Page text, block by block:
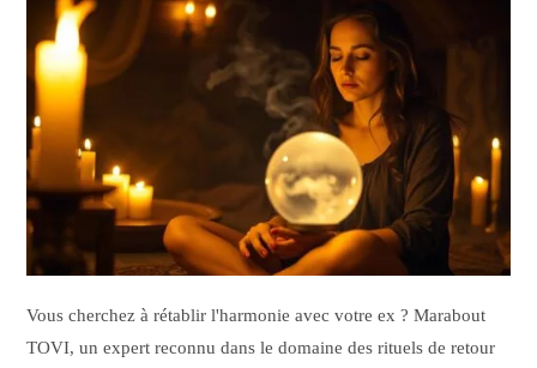
Vous cherchez à rétablir l'harmonie avec votre ex ? Marabout
TOVI, un expert reconnu dans le domaine des rituels de retour